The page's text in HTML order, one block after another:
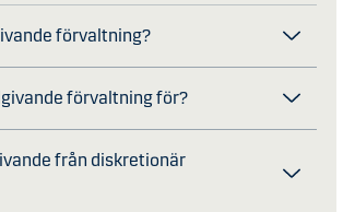
förvaltning?
förvaltning för?
från diskretionär